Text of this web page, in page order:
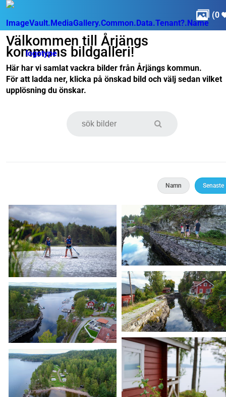
 (0
Välkommen till Årjängs
kommuns bildgalleri!
Här har vi samlat vackra bilder från Årjängs kommun.
För att ladda ner, klicka på önskad bild och välj sedan vilket
upplösning du önskar.
Namn Senaste